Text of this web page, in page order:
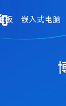
板 嵌入式电脑